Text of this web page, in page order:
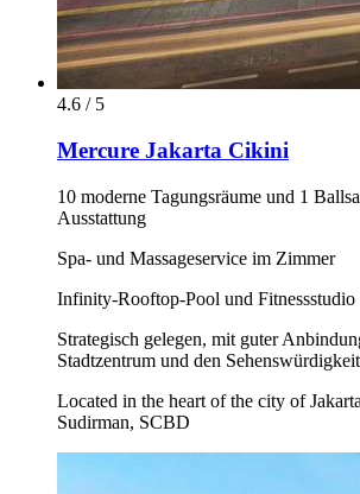
4.6 / 5
Mercure Jakarta Cikini
10 moderne Tagungsräume und 1
Ausstattung
Spa- und Massageservice im Zimmer
Infinity-Rooftop-Pool und Fitnessstudio
Strategisch gelegen, mit guter
Stadtzentrum und den
Located in the heart of the city of
Sudirman, SCBD